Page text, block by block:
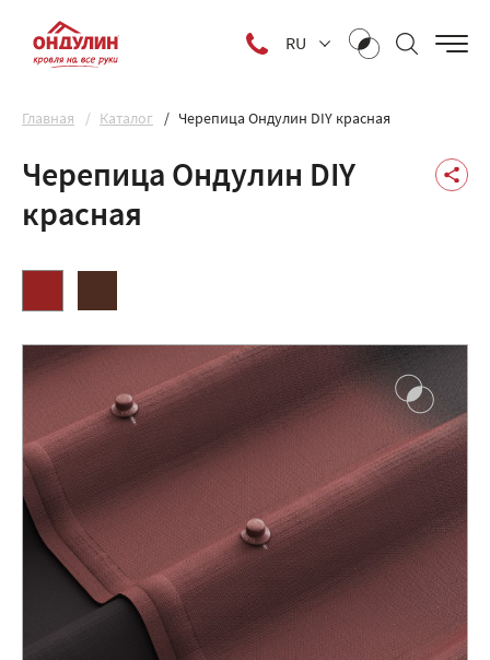
RU
Главная Каталог Черепица Ондулин DIY красная
Черепица Ондулин DIY
красная